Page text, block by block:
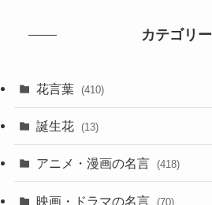
カテゴリー
花言葉 (410)
誕生花 (13)
アニメ・漫画の名言 (418)
映画・ドラマの名言 (70)